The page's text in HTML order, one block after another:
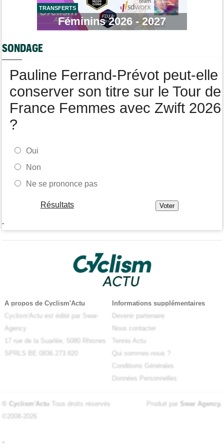
Marlen Reusser : "Le Mont Ventoux... on verra"
Isaac Del Toro prolonge avec UAE Team Emirates-XRG jusqu'en
semaine
TRANSFERTS
Féminins 2026 - 2027
SONDAGE
Pauline Ferrand-Prévot peut-elle
conserver son titre sur le Tour de
France Femmes avec Zwift 2026
?
Oui
Non
Ne se prononce pas
Résultats
-
A propos de Cyclism'Actu
Cyclism'Actu est édité par Swar-
Agency
17 rue de la Suarlée, 5080 Rhisnes
SPRLS BE 0836.273.820
Informations supplémentaires
Devenir partenaire
Nous contacter
Tennis Actu
Qui sommes-nous ?
Conditions Générales
Données Personnelles
© Cyclism'Actu Tous droits réservés
©2008-2026
Produit par Swar Agency.
-